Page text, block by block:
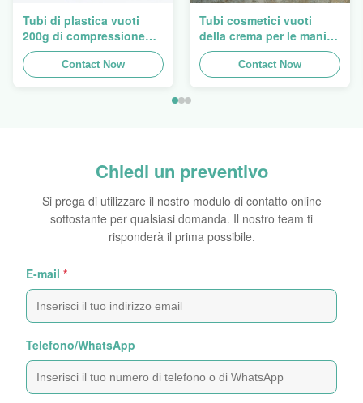
Tubi di plastica vuoti
200g di compressione
della lozione di Flip Cap
Screw Lid Pink
Contact Now
Tubi cosmetici vuoti
della crema per le mani
ovale eccellente che
imballano 5ml a 150ml
Contact Now
Chiedi un preventivo
Si prega di utilizzare il nostro modulo di contatto online
sottostante per qualsiasi domanda. Il nostro team ti
risponderà il prima possibile.
E-mail *
Telefono/WhatsApp